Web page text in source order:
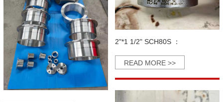
2"*1 1/2" SCH80S ：
READ MORE >>